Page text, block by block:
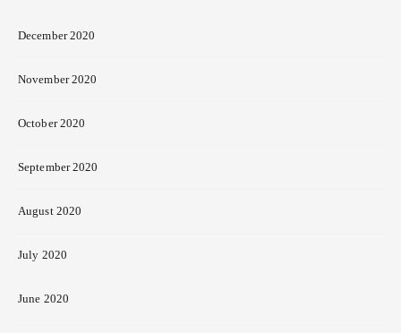
December 2020
November 2020
October 2020
September 2020
August 2020
July 2020
June 2020